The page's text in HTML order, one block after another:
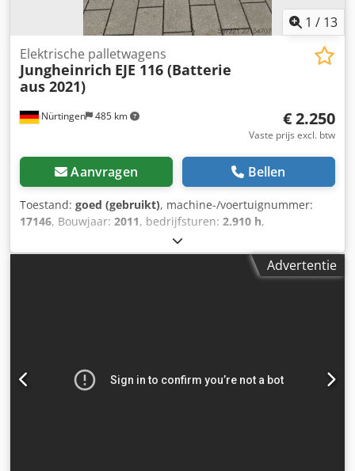
1 / 13
Nürtingen 485 km
Elektrische palletwagens
Jungheinrich EJE 116 (Batterie
aus 2021)
€ 2.250
Vaste prijs excl. btw
Aanvragen Bellen
Toestand: goed (gebruikt), machine-/voertuignummer:
17146, Bouwjaar: 2011, bedrijfsturen: 2.910 h,
, hefhoogte:
ladingzwaartepunt:600 mm, brandstoftype:elektrisch,
Advertentie